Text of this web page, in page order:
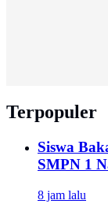
Terpopuler
Siswa
SMPN 1
8 jam lalu